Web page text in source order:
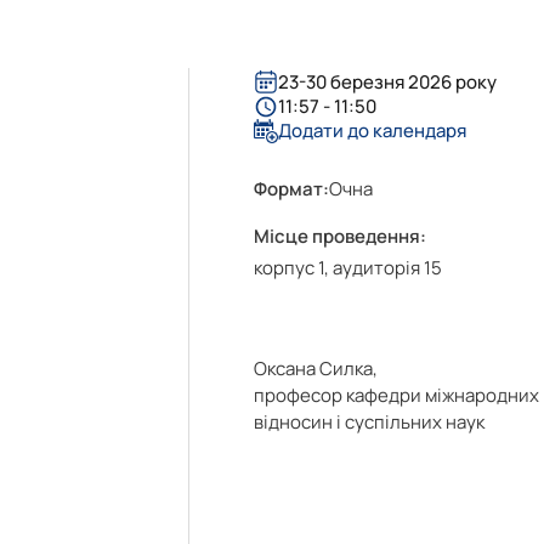
і взаємовплив
23-30 березня 2026 року
11:57 - 11:50
Додати до календаря
Формат:Очна
Місце проведення:
корпус 1, аудиторія 15
Оксана Силка,
професор кафедри міжнародних
відносин і суспільних наук